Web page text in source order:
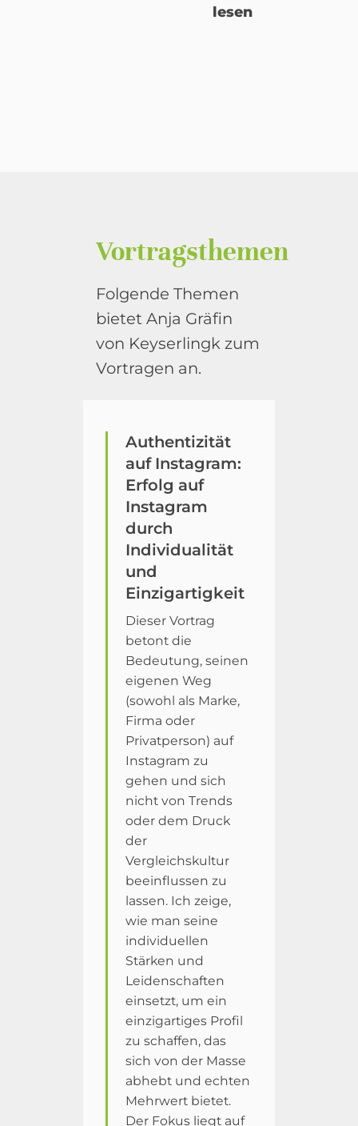
lesen
Vortragsthemen
Folgende Themen
bietet Anja Gräfin
von Keyserlingk zum
Vortragen an.
Authentizität
auf Instagram:
Erfolg auf
Instagram
durch
Individualität
und
Einzigartigkeit
Dieser Vortrag
betont die
Bedeutung, seinen
eigenen Weg
(sowohl als Marke,
Firma oder
Privatperson) auf
Instagram zu
gehen und sich
nicht von Trends
oder dem Druck
der
Vergleichskultur
beeinflussen zu
lassen. Ich zeige,
wie man seine
individuellen
Stärken und
Leidenschaften
einsetzt, um ein
einzigartiges Profil
zu schaffen, das
sich von der Masse
abhebt und echten
Mehrwert bietet.
Der Fokus liegt auf